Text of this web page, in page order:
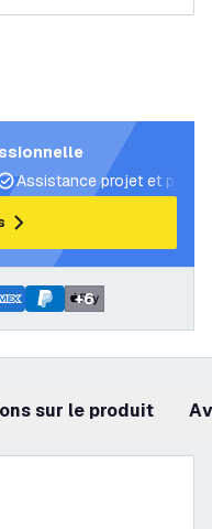
Assistance projet et plans
+6
sur le produit